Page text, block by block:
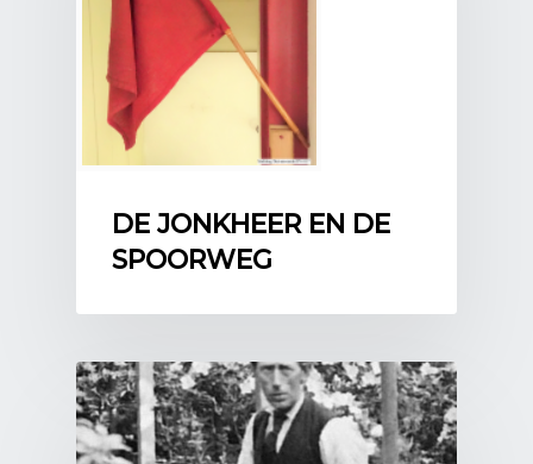
DE JONKHEER EN DE
SPOORWEG